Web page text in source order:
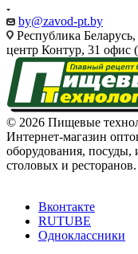
by@zavod-pt.by
Республика
центр Контур, 31 офис
© 2026 Пищевые
Интернет-магазин
оборудования, посуды,
столовых и ресторанов.
Вконтакте
RUTUBE
Одноклассники